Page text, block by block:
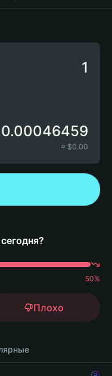
0.00046459
≈ $0.00
50%
Плохо